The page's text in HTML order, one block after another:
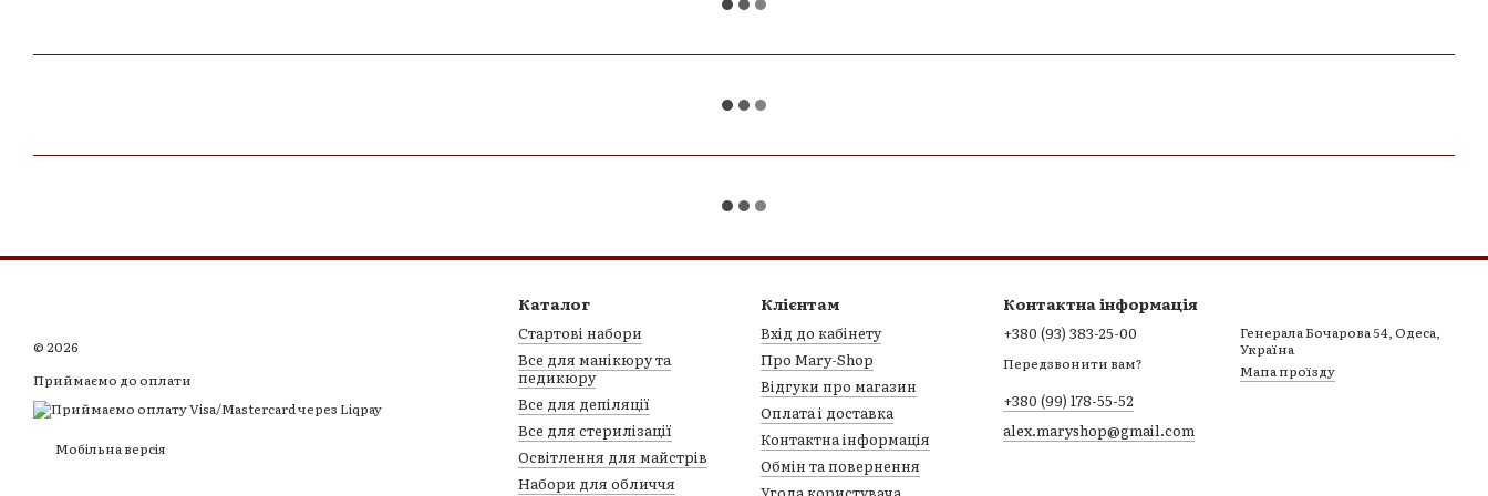
© 2026
Приймаємо до оплати
Мобільна версія
Каталог
Стартові набори
Все для манікюру та
педикюру
Все для депіляції
Все для стерилізації
Освітлення для майстрів
Набори для обличчя
Клієнтам
Вхід до кабінету
Про Mary-Shop
Відгуки про магазин
Оплата і доставка
Контактна інформація
Обмін та повернення
Контактна інформація
+380 (93) 383-25-00
Передзвонити вам?
+380 (99) 178-55-52
alex.maryshop@gmail.com
Генерала Бочарова 54, Одеса,
Україна
Мапа проїзду